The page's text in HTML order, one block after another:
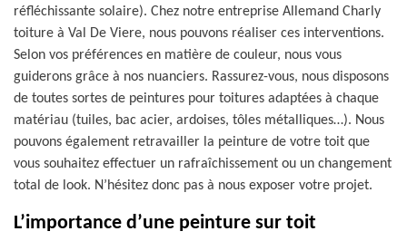
réfléchissante solaire). Chez notre entreprise Allemand Charly
toiture à Val De Viere, nous pouvons réaliser ces interventions.
Selon vos préférences en matière de couleur, nous vous
guiderons grâce à nos nuanciers. Rassurez-vous, nous disposons
de toutes sortes de peintures pour toitures adaptées à chaque
matériau (tuiles, bac acier, ardoises, tôles métalliques…). Nous
pouvons également retravailler la peinture de votre toit que
vous souhaitez effectuer un rafraîchissement ou un changement
total de look. N’hésitez donc pas à nous exposer votre projet.
L’importance d’une peinture sur toit